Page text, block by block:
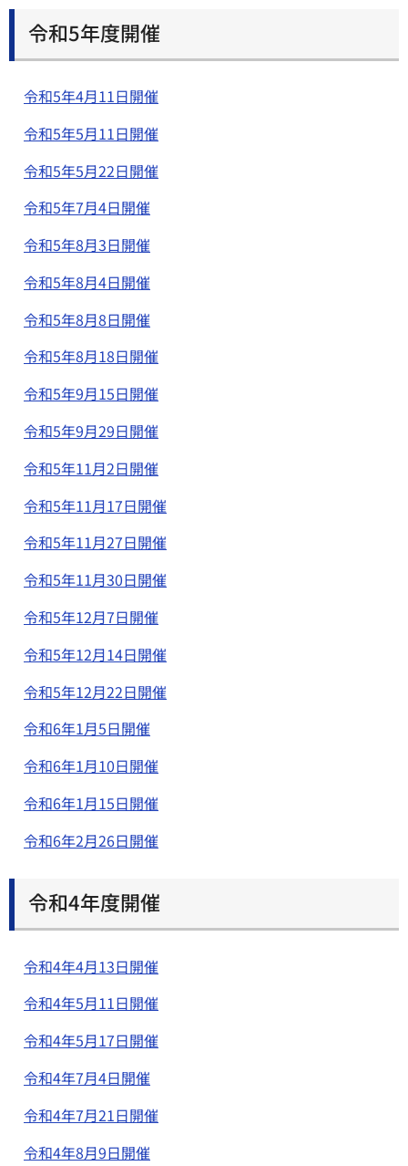
令和5年度開催
令和5年4月11日開催
令和5年5月11日開催
令和5年5月22日開催
令和5年7月4日開催
令和5年8月3日開催
令和5年8月4日開催
令和5年8月8日開催
令和5年8月18日開催
令和5年9月15日開催
令和5年9月29日開催
令和5年11月2日開催
令和5年11月17日開催
令和5年11月27日開催
令和5年11月30日開催
令和5年12月7日開催
令和5年12月14日開催
令和5年12月22日開催
令和6年1月5日開催
令和6年1月10日開催
令和6年1月15日開催
令和6年2月26日開催
令和4年度開催
令和4年4月13日開催
令和4年5月11日開催
令和4年5月17日開催
令和4年7月4日開催
令和4年7月21日開催
令和4年8月9日開催